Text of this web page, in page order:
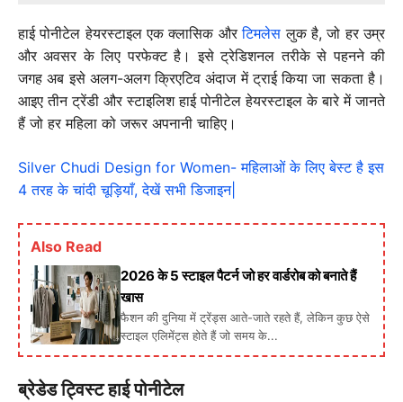
हाई पोनीटेल हेयरस्टाइल एक क्लासिक औरटिमलेस लुक है, जो हर उम्र
और अवसर के लिए परफेक्ट है। इसे ट्रेडिशनल तरीके से पहनने की
जगह अब इसे अलग-अलग क्रिएटिव अंदाज में ट्राई किया जा सकता है।
आइए तीन ट्रेंडी और स्टाइलिश हाई पोनीटेल हेयरस्टाइल के बारे में जानते
हैं जो हर महिला को जरूर अपनानी चाहिए।
Silver Chudi Design for Women- महिलाओं के लिए बेस्ट है इस
4 तरह के चांदी चूड़ियाँ, देखें सभी डिजाइन|
Also Read
2026 के 5 स्टाइल पैटर्न जो हर वार्डरोब को बनाते हैं
खास
फैशन की दुनिया में ट्रेंड्स आते-जाते रहते हैं, लेकिन कुछ ऐसे
स्टाइल एलिमेंट्स होते हैं जो समय के...
ब्रेडेड ट्विस्ट हाई पोनीटेल